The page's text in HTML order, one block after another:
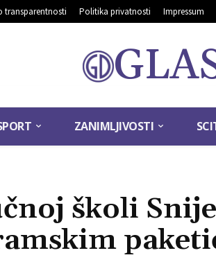
transparentnosti Politika privatnosti Impressum
ZANIMLJIVOSTI
školi